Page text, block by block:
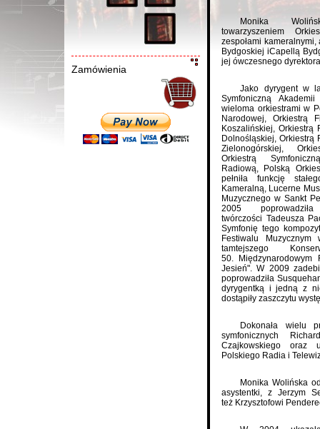
Zamówienia
Monika
towarzyszeniem
zespołami
Bydgoskiej iCapellą
jej ówczesnego
Jako dyrygent w
Symfoniczną
wieloma orkiestrami w
Narodowej, Orkiestrą
Koszalińskiej, Orkiestrą
Dolnośląskiej,Orkiestrą
Zielonogórskiej,
Orkiestrą
Radiową,
Polską
pełniła funkcję
Kameralną, Lucerne
Muzycznego w Sankt
2005
twórczości Tadeusza
Symfonię tego
Festiwalu
tamtejszego
50.
Międzynarodowym
Jesień". W 2009
poprowadziła
dyrygentką i jedną z
dostąpiły zaszczytu
Dokonała wielu
symfonicznych
Czajkowskiego oraz
Polskiego Radia i
Monika Wolińska
asystentki, z Jerzym
też Krzysztofowi